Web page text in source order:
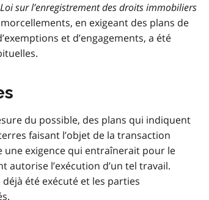
Loi sur l’enregistrement des droits immobiliers
en exigeant des plans de
et d’engagements, a été
du possible, des plans qui indiquent
faisant l’objet de la transaction
exigence qui entraînerait pour le
autorise l’exécution d’un tel travail.
été exécuté et les parties